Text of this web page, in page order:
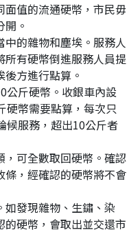
值的流通硬幣，市民毋
。
的雜物和塵埃。服務人
所有硬幣倒進服務人員提
方進行點算。
公斤硬幣。收銀車內設
硬幣需要點算，每次只
候服務，超出10公斤者
可全數取回硬幣。確認
，經確認的硬幣將不會
發現雜物、生鏽、染
硬幣，會取出並交還市